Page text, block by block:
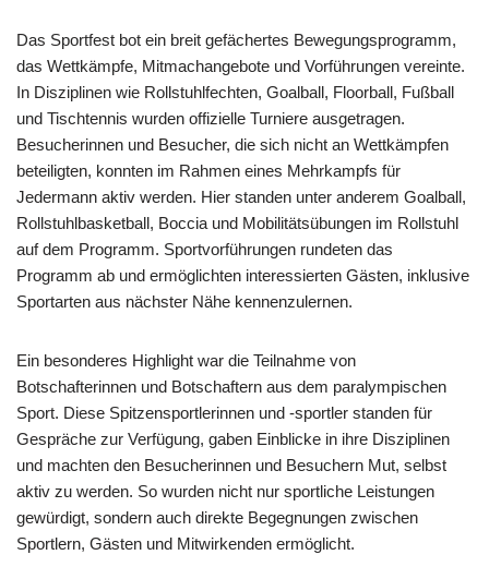
Das Sportfest bot ein breit gefächertes Bewegungsprogramm,
das Wettkämpfe, Mitmachangebote und Vorführungen vereinte.
In Disziplinen wie Rollstuhlfechten, Goalball, Floorball, Fußball
und Tischtennis wurden offizielle Turniere ausgetragen.
Besucherinnen und Besucher, die sich nicht an Wettkämpfen
beteiligten, konnten im Rahmen eines Mehrkampfs für
Jedermann aktiv werden. Hier standen unter anderem Goalball,
Rollstuhlbasketball, Boccia und Mobilitätsübungen im Rollstuhl
auf dem Programm. Sportvorführungen rundeten das
Programm ab und ermöglichten interessierten Gästen, inklusive
Sportarten aus nächster Nähe kennenzulernen.
Ein besonderes Highlight war die Teilnahme von
Botschafterinnen und Botschaftern aus dem paralympischen
Sport. Diese Spitzensportlerinnen und -sportler standen für
Gespräche zur Verfügung, gaben Einblicke in ihre Disziplinen
und machten den Besucherinnen und Besuchern Mut, selbst
aktiv zu werden. So wurden nicht nur sportliche Leistungen
gewürdigt, sondern auch direkte Begegnungen zwischen
Sportlern, Gästen und Mitwirkenden ermöglicht.